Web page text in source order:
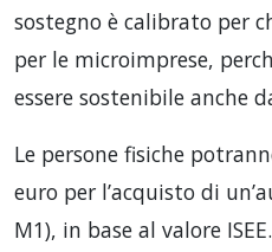
sostegno è calibrato per
per le microimprese,
essere sostenibile anche
Le persone fisiche
euro per l’acquisto di
M1), in base al valore